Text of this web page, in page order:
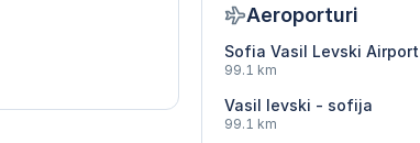
Aeroporturi
Sofia Vasil Levski Airport
99.1 km
Vasil levski - sofija
99.1 km